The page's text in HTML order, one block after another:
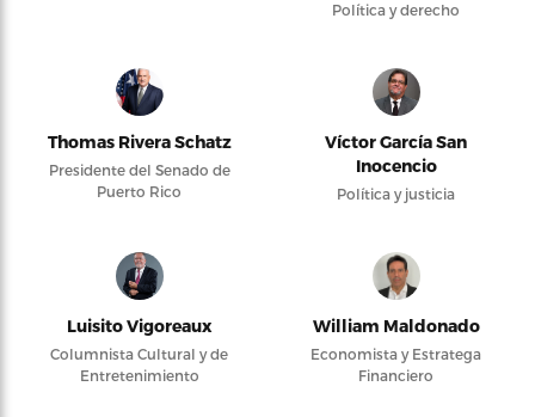
Política y derecho
Thomas Rivera Schatz
Presidente del Senado de
Puerto Rico
Víctor García San
Inocencio
Política y justicia
Luisito Vigoreaux
Columnista Cultural y de
Entretenimiento
William Maldonado
Economista y Estratega
Financiero